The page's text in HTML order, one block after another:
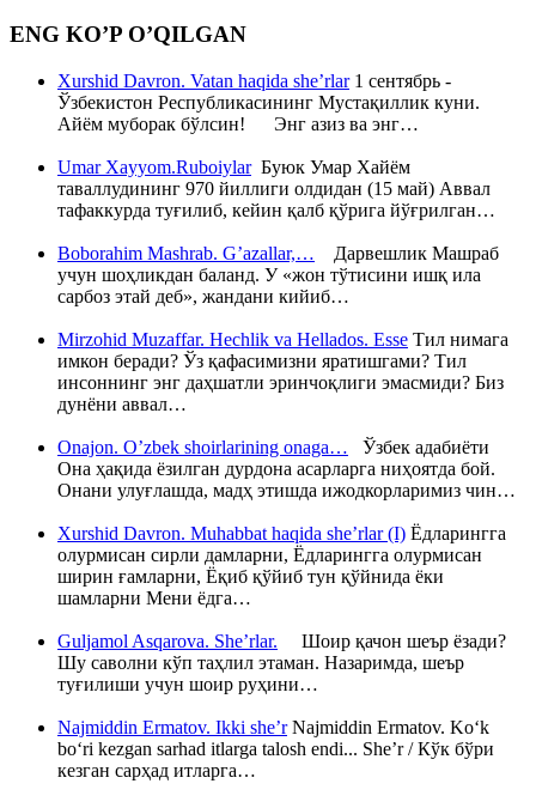
ENG KO’P O’QILGAN
Xurshid Davron. Vatan haqida she’rlar1 сентябрь -
Ўзбекистон Республикасининг Мустақиллик куни.
Айём муборак бўлсин! Энг азиз ва энг…
Umar Xayyom.RuboiylarБуюк Умар Хайём
таваллудининг 970 йиллиги олдидан (15 май) Аввал
тафаккурда туғилиб, кейин қалб қўрига йўғрилган…
Boborahim Mashrab. G’azallar,… Дарвешлик Машраб
учун шоҳликдан баланд. У «жон тўтисини ишқ ила
сарбоз этай деб», жандани кийиб…
Mirzohid Muzaffar. Hechlik va Hellados. Esse Тил нимага
имкон беради? Ўз қафасимизни яратишгами? Тил
инсоннинг энг даҳшатли эринчоқлиги эмасмиди? Биз
дунёни аввал…
Onajon. O’zbek shoirlarining onaga… Ўзбек адабиёти
Она ҳақида ёзилган дурдона асарларга ниҳоятда бой.
Онани улуғлашда, мадҳ этишда ижодкорларимиз чин…
Xurshid Davron. Muhabbat haqida she’rlar (I) Ёдларингга
олурмисан сирли дамларни, Ёдларингга олурмисан
ширин ғамларни, Ёқиб қўйиб тун қўйнида ёки
шамларни Мени ёдга…
Guljamol Asqarova. She’rlar. Шоир қачон шеър ёзади?
Шу саволни кўп таҳлил этаман. Назаримда, шеър
туғилиши учун шоир руҳини…
Najmiddin Ermatov. Ikki she’rNajmiddin Ermatov. Ko‘k
bo‘ri kezgan sarhad itlarga talosh endi... She’r / Кўк бўри
кезган сарҳад итларга…